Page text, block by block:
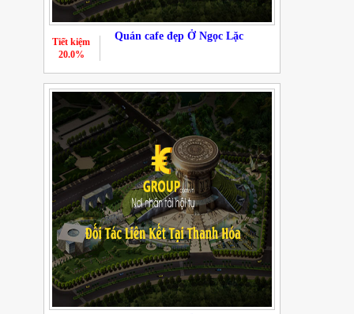
Quán cafe đẹp Ở Ngọc Lặc
Tiết kiệm
20.0%